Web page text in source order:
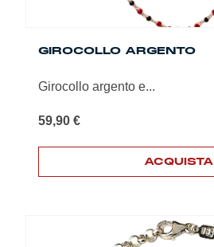
GIROCOLLO ARGENTO
Girocollo argento e...
59,90 €
ACQUISTA